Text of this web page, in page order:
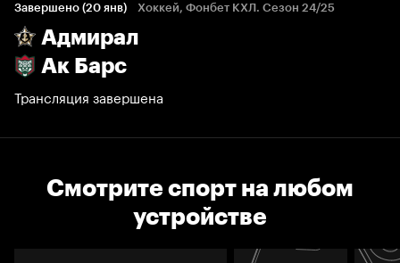
Завершено (20 янв) Хоккей, Фонбет КХЛ. Сезон 24/25
Адмирал
Ак Барс
Трансляция завершена
Смотрите спорт на любом
устройстве